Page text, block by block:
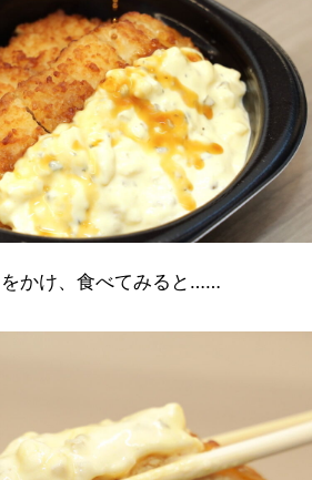
かけ、食べてみると……